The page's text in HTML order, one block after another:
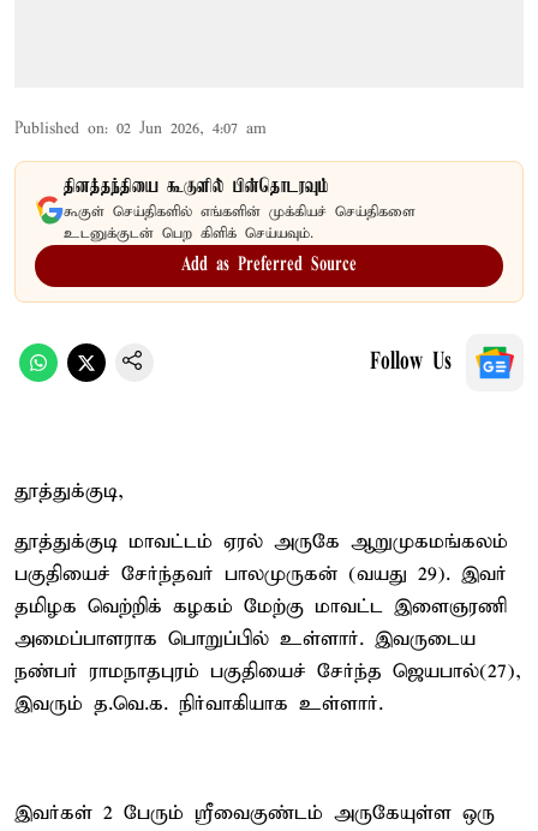
Published on: 02 Jun 2026, 4:07 am
தினத்தந்தியை கூகுளில் பின்தொடரவும்
கூகுள் செய்திகளில் எங்களின் முக்கியச் செய்திகளை
உடனுக்குடன் பெற கிளிக் செய்யவும்.
Add as Preferred Source
Follow Us
தூத்துக்குடி,
தூத்துக்குடி மாவட்டம் ஏரல் அருகே ஆறுமுகமங்கலம்
பகுதியைச் சேர்ந்தவர் பாலமுருகன் (வயது 29). இவர்
தமிழக வெற்றிக் கழகம் மேற்கு மாவட்ட இளைஞரணி
அமைப்பாளராக பொறுப்பில் உள்ளார். இவருடைய
நண்பர் ராமநாதபுரம் பகுதியைச் சேர்ந்த ஜெயபால்(27),
இவரும் த.வெ.க. நிர்வாகியாக உள்ளார்.
இவர்கள் 2 பேரும் ஸ்ரீவைகுண்டம் அருகேயுள்ள ஒரு